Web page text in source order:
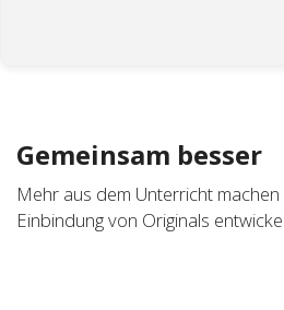
Gemeinsam besser
Mehr aus dem Unterricht
Einbindung von Originals